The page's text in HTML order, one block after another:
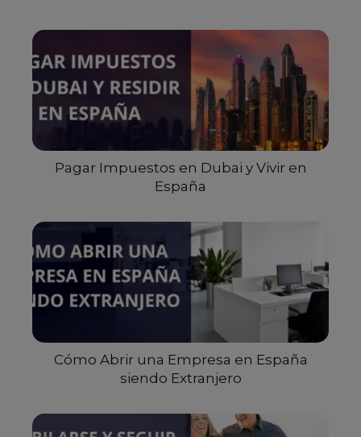
Pagar Impuestos en Dubai y Vivir en
España
Cómo Abrir una Empresa en España
siendo Extranjero